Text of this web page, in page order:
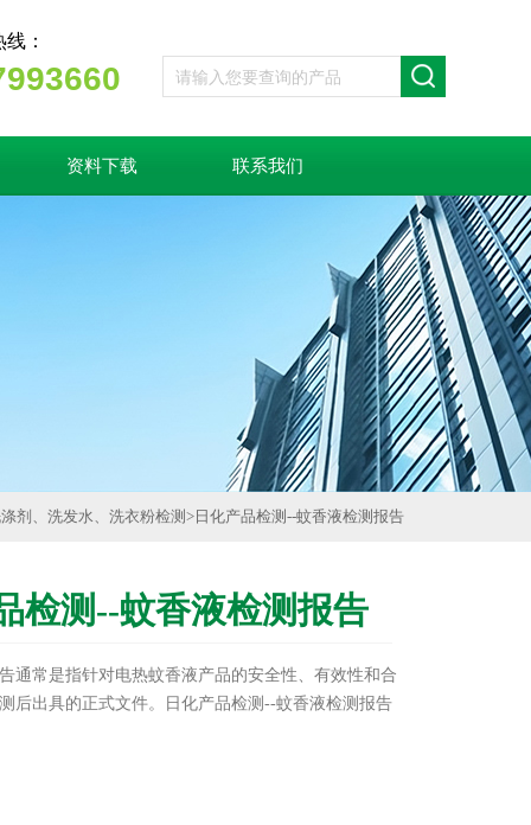
：
资料下载 联系我们
剂、洗发水、洗衣粉检测 > 日化产品检测--蚊香液检测报告
检测--蚊香液检测报告
通常是指针对电热蚊香液产品的安全性、有效性和合
后出具的正式文件。日化产品检测--蚊香液检测报告